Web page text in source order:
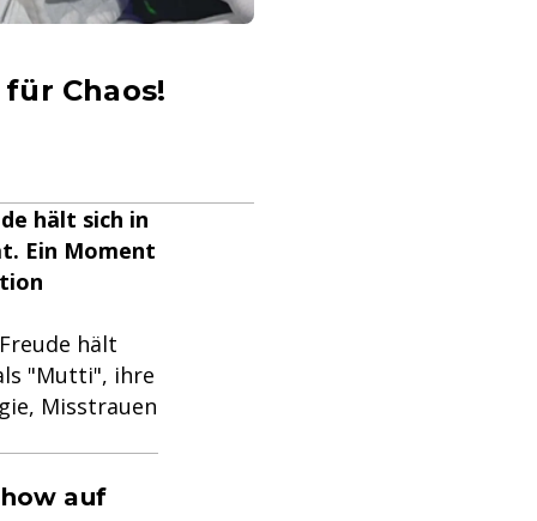
Chaos!
hält sich in
Ein Moment
hält
"Mutti", ihre
Misstrauen
auf